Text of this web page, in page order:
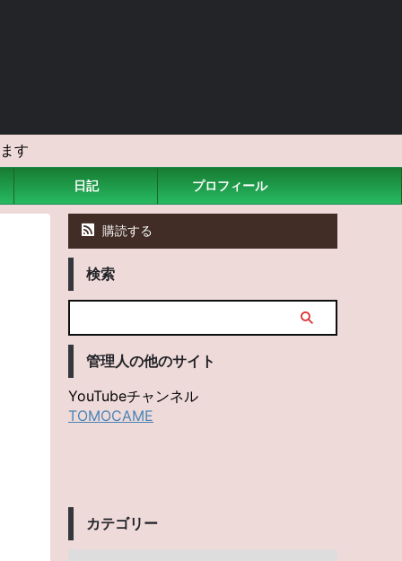
す
日記 プロフィール
購読する
検索
管理人の他のサイト
YouTubeチャンネル
TOMOCAME
カテゴリー